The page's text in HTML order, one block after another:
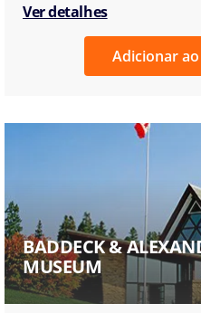
Ver detalhes
Adicionar
BADDECK &
MUSEUM